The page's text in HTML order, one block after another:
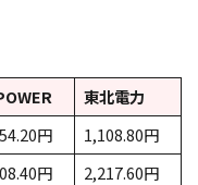
東北電力
円
1,108.80円
円 2,217.60円